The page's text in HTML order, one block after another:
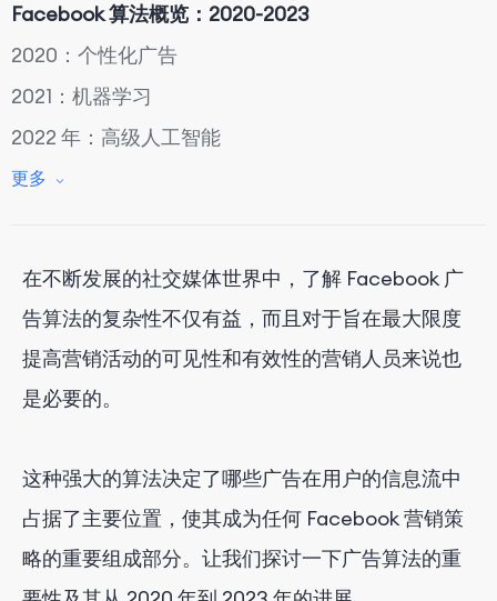
Facebook 算法概览：2020-2023
2020：个性化广告
2021：机器学习
2022 年：高级人工智能
2023 年及以后
更多
在不断发展的社交媒体世界中，了解 Facebook 广
告算法的复杂性不仅有益，而且对于旨在最大限度
提高营销活动的可见性和有效性的营销人员来说也
是必要的。
这种强大的算法决定了哪些广告在用户的信息流中
占据了主要位置，使其成为任何 Facebook 营销策
略的重要组成部分。让我们探讨一下广告算法的重